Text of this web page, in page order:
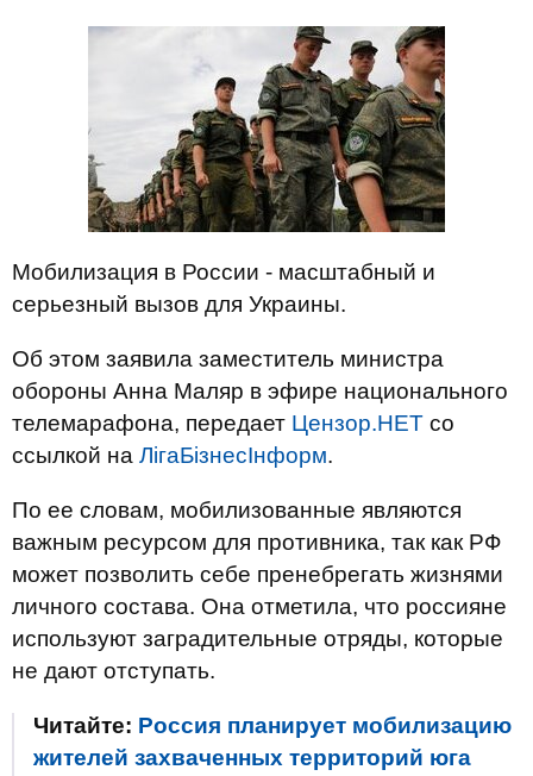
Мобилизация в России - масштабный и
серьезный вызов для Украины.
Об этом заявила заместитель министра
обороны Анна Маляр в эфире национального
телемарафона, передает Цензор.НЕТ со
ссылкой на ЛігаБізнесІнформ.
По ее словам, мобилизованные являются
важным ресурсом для противника, так как РФ
может позволить себе пренебрегать жизнями
личного состава. Она отметила, что россияне
используют заградительные отряды, которые
не дают отступать.
Читайте: Россия планирует мобилизацию
жителей захваченных территорий юга